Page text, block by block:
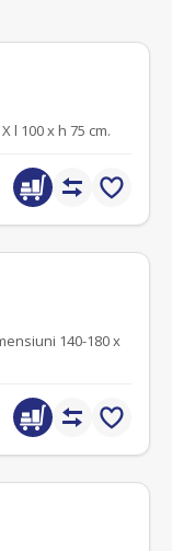
X l 100 x h 75 cm.